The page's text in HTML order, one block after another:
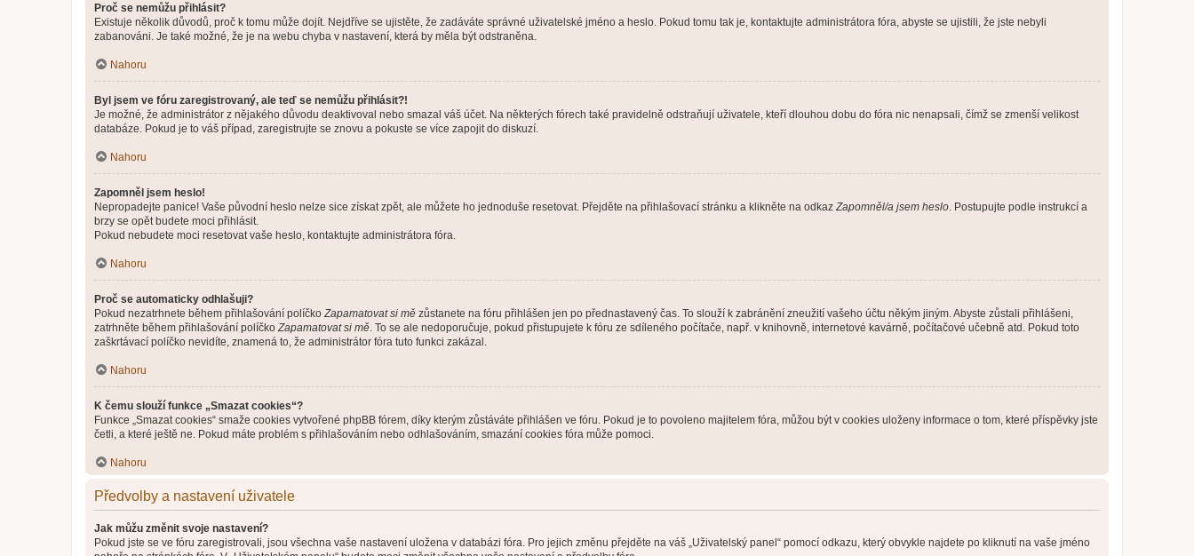
Proč se nemůžu přihlásit?
Existuje několik důvodů, proč k tomu může dojít. Nejdříve se ujistěte, že zadáváte správné uživatelské jméno a heslo. Pokud tomu tak je, kontaktujte administrátora fóra, abyste se ujistili, že jste nebyli
zabanováni. Je také možné, že je na webu chyba v nastavení, která by měla být odstraněna.
Nahoru
Byl jsem ve fóru zaregistrovaný, ale teď se nemůžu přihlásit?!
Je možné, že administrátor z nějakého důvodu deaktivoval nebo smazal váš účet. Na některých fórech také pravidelně odstraňují uživatele, kteří dlouhou dobu do fóra nic nenapsali, čímž se zmenší velikost
databáze. Pokud je to váš případ, zaregistrujte se znovu a pokuste se více zapojit do diskuzí.
Nahoru
Zapomněl jsem heslo!
Nepropadejte panice! Vaše původní heslo nelze sice získat zpět, ale můžete ho jednoduše resetovat. Přejděte na přihlašovací stránku a klikněte na odkaz Zapomněl/a jsem heslo . Postupujte podle instrukcí a
brzy se opět budete moci přihlásit.
Pokud nebudete moci resetovat vaše heslo, kontaktujte administrátora fóra.
Nahoru
Proč se automaticky odhlašuji?
Pokud nezatrhnete během přihlašování políčko Zapamatovat si mě zůstanete na fóru přihlášen jen po přednastavený čas. To slouží k zabránění zneužití vašeho účtu někým jiným. Abyste zůstali přihlášeni,
zatrhněte během přihlašování políčko Zapamatovat si mě . To se ale nedoporučuje, pokud přistupujete k fóru ze sdíleného počítače, např. v knihovně, internetové kavárně, počítačové učebně atd. Pokud toto
zaškrtávací políčko nevidíte, znamená to, že administrátor fóra tuto funkci zakázal.
Nahoru
K čemu slouží funkce „Smazat cookies“?
Funkce „Smazat cookies“ smaže cookies vytvořené phpBB fórem, díky kterým zůstáváte přihlášen ve fóru. Pokud je to povoleno majitelem fóra, můžou být v cookies uloženy informace o tom, které příspěvky jste
četli, a které ještě ne. Pokud máte problém s přihlašováním nebo odhlašováním, smazání cookies fóra může pomoci.
Nahoru
Předvolby a nastavení uživatele
Jak můžu změnit svoje nastavení?
Pokud jste se ve fóru zaregistrovali, jsou všechna vaše nastavení uložena v databázi fóra. Pro jejich změnu přejděte na váš „Uživatelský panel“ pomocí odkazu, který obvykle najdete po kliknutí na vaše jméno